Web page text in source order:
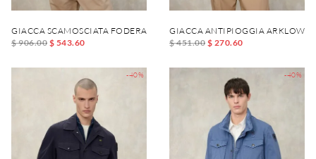
GIACCA SCAMOSCIATA FODERATA DAVER
$ 906.00 $ 543.60
GIACCA ANTIPIOGGIA ARKLOW
$ 451.00 $ 270.60
-40% -40%